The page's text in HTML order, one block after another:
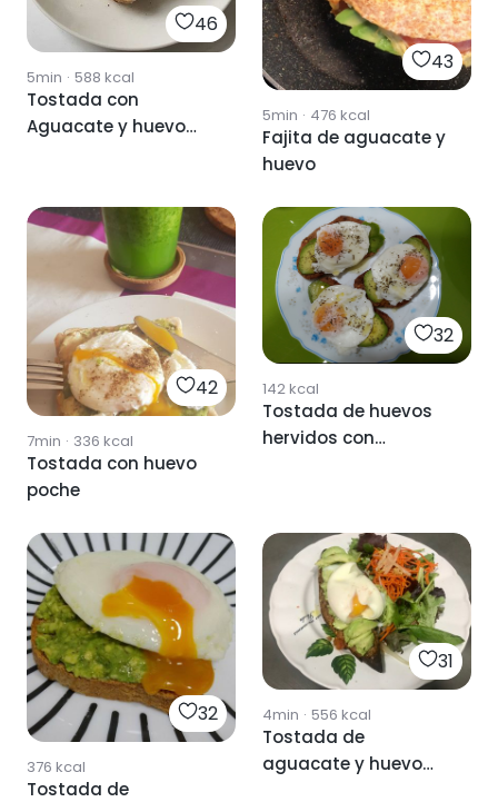
46
5min · 588 kcal
Tostada con
Aguacate y huevo
43
5min · 476 kcal
Fajita de aguacate y
huevo
42
7min · 336 kcal
Tostada con huevo
poche
32
142kcal
Tostada de huevos
hervidos con
32
376 kcal
Tostada de
31
4min · 556 kcal
Tostada de
aguacate y huevo